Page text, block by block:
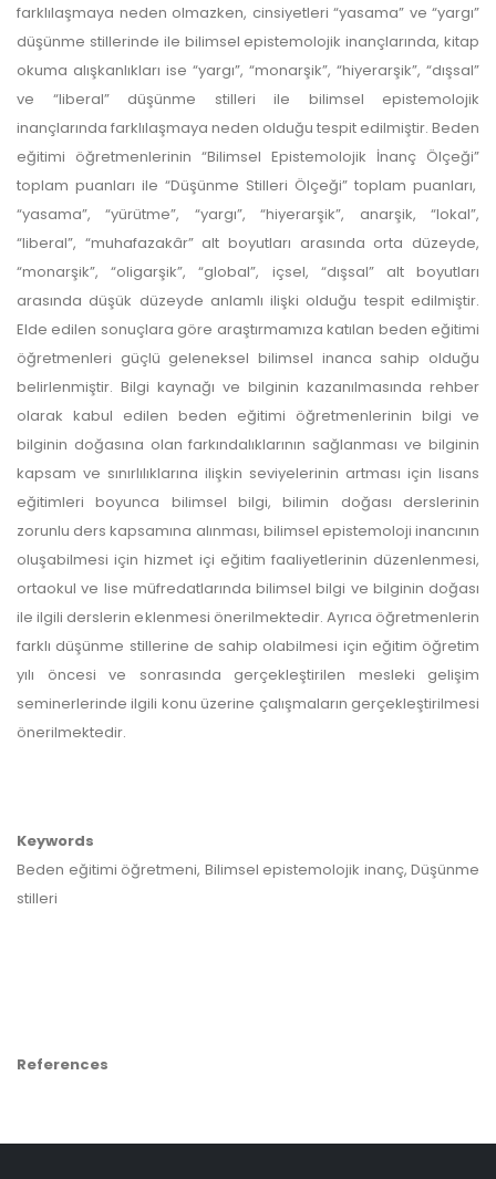
farklılaşmaya neden olmazken, cinsiyetleri “yasama” ve “yargı”
düşünme stillerinde ile bilimsel epistemolojik inançlarında, kitap
okuma alışkanlıkları ise “yargı”, “monarşik”, “hiyerarşik”, “dışsal”
ve “liberal” düşünme stilleri ile bilimsel epistemolojik
inançlarında farklılaşmaya neden olduğu tespit edilmiştir. Beden
eğitimi öğretmenlerinin “Bilimsel Epistemolojik İnanç Ölçeği”
toplam puanları ile “Düşünme Stilleri Ölçeği” toplam puanları,
“yasama”, “yürütme”, “yargı”, “hiyerarşik”, anarşik, “lokal”,
“liberal”, “muhafazakâr” alt boyutları arasında orta düzeyde,
“monarşik”, “oligarşik”, “global”, içsel, “dışsal” alt boyutları
arasında düşük düzeyde anlamlı ilişki olduğu tespit edilmiştir.
Elde edilen sonuçlara göre araştırmamıza katılan beden eğitimi
öğretmenleri güçlü geleneksel bilimsel inanca sahip olduğu
belirlenmiştir. Bilgi kaynağı ve bilginin kazanılmasında rehber
olarak kabul edilen beden eğitimi öğretmenlerinin bilgi ve
bilginin doğasına olan farkındalıklarının sağlanması ve bilginin
kapsam ve sınırlılıklarına ilişkin seviyelerinin artması için lisans
eğitimleri boyunca bilimsel bilgi, bilimin doğası derslerinin
zorunlu ders kapsamına alınması, bilimsel epistemoloji inancının
oluşabilmesi için hizmet içi eğitim faaliyetlerinin düzenlenmesi,
ortaokul ve lise müfredatlarında bilimsel bilgi ve bilginin doğası
ile ilgili derslerin eklenmesi önerilmektedir. Ayrıca öğretmenlerin
farklı düşünme stillerine de sahip olabilmesi için eğitim öğretim
yılı öncesi ve sonrasında gerçekleştirilen mesleki gelişim
seminerlerinde ilgili konu üzerine çalışmaların gerçekleştirilmesi
önerilmektedir.
Keywords
Beden eğitimi öğretmeni, Bilimsel epistemolojik inanç, Düşünme
stilleri
References